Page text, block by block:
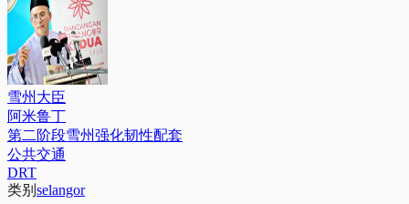
雪州大臣
阿米鲁丁
第二阶段雪州强化韧性配套
公共交通
DRT
类别 selangor